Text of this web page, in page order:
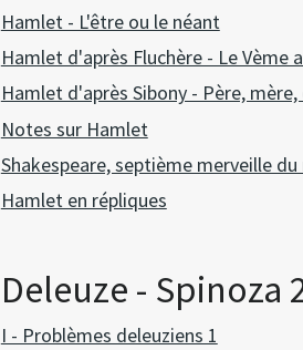
Hamlet - L'être ou le néant
Hamlet d'après Fluchère - Le Vème
Hamlet d'après Sibony - Père, mère,
Notes sur Hamlet
Shakespeare, septième merveille
Hamlet en répliques
Deleuze - Spinoza
I - Problèmes deleuziens 1